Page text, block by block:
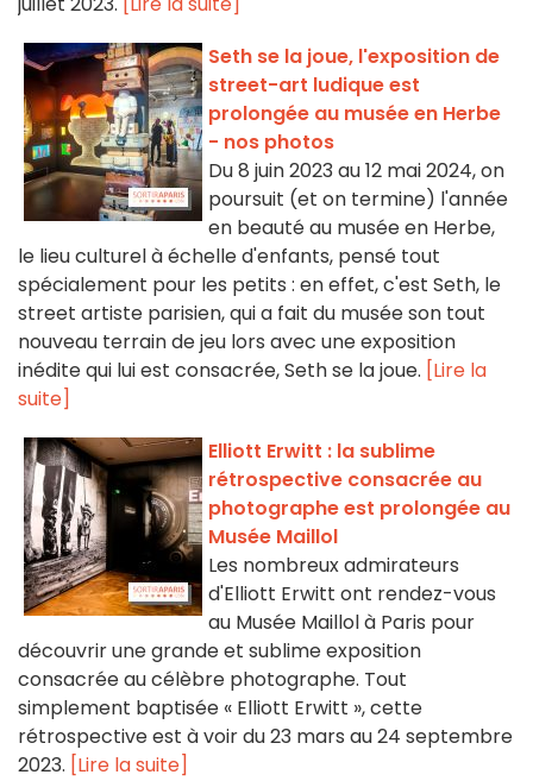
Seth se la joue, l'exposition de
street-art ludique est
prolongée au musée en Herbe
- nos photos
Du 8 juin 2023 au 12 mai 2024, on
poursuit (et on termine) l'année
en beauté au musée en Herbe,
le lieu culturel à échelle d'enfants, pensé tout
spécialement pour les petits : en effet, c'est Seth, le
street artiste parisien, qui a fait du musée son tout
nouveau terrain de jeu lors avec une exposition
inédite qui lui est consacrée, Seth se la joue. [Lire la
suite]
Elliott Erwitt : la sublime
rétrospective consacrée au
photographe est prolongée au
Musée Maillol
Les nombreux admirateurs
d'Elliott Erwitt ont rendez-vous
au Musée Maillol à Paris pour
découvrir une grande et sublime exposition
consacrée au célèbre photographe. Tout
simplement baptisée « Elliott Erwitt », cette
rétrospective est à voir du 23 mars au 24 septembre
2023. [Lire la suite]